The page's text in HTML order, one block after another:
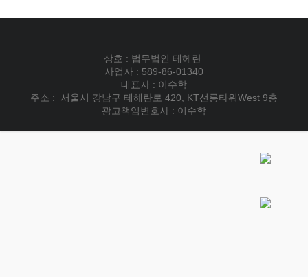
상호 : 법무법인 테헤란
사업자 : 589-86-01340
대표자 : 이수학
주소 : 서울시 강남구 테헤란로 420, KT선릉타워West 9층
광고책임변호사 : 이수학